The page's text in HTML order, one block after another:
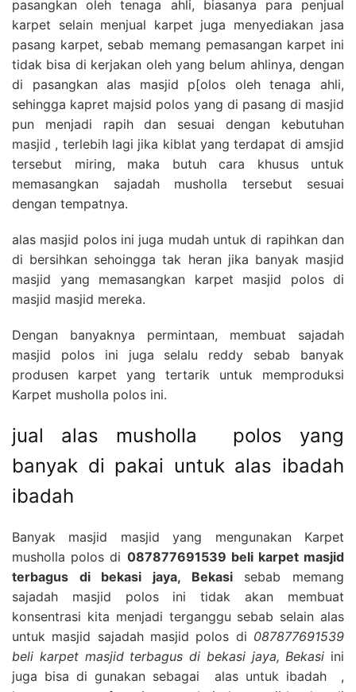
pasangkan oleh tenaga ahli, biasanya para penjual
karpet selain menjual karpet juga menyediakan jasa
pasang karpet, sebab memang pemasangan karpet ini
tidak bisa di kerjakan oleh yang belum ahlinya, dengan
di pasangkan alas masjid p[olos oleh tenaga ahli,
sehingga kapret majsid polos yang di pasang di masjid
pun menjadi rapih dan sesuai dengan kebutuhan
masjid , terlebih lagi jika kiblat yang terdapat di amsjid
tersebut miring, maka butuh cara khusus untuk
memasangkan sajadah musholla tersebut sesuai
dengan tempatnya.
alas masjid polos ini juga mudah untuk di rapihkan dan
di bersihkan sehoingga tak heran jika banyak masjid
masjid yang memasangkan karpet masjid polos di
masjid masjid mereka.
Dengan banyaknya permintaan, membuat sajadah
masjid polos ini juga selalu reddy sebab banyak
produsen karpet yang tertarik untuk memproduksi
Karpet musholla polos ini.
jual alas musholla polos yang
banyak di pakai untuk alas ibadah
ibadah
Banyak masjid masjid yang mengunakan Karpet
musholla polos di 087877691539 beli karpet masjid
terbagus di bekasi jaya, Bekasisebab memang
sajadah masjid polos ini tidak akan membuat
konsentrasi kita menjadi terganggu sebab selain alas
untuk masjid sajadah masjid polos di 087877691539
beli karpet masjid terbagus di bekasi jaya, Bekasi ini
juga bisa di gunakan sebagai alas untuk ibadah ,